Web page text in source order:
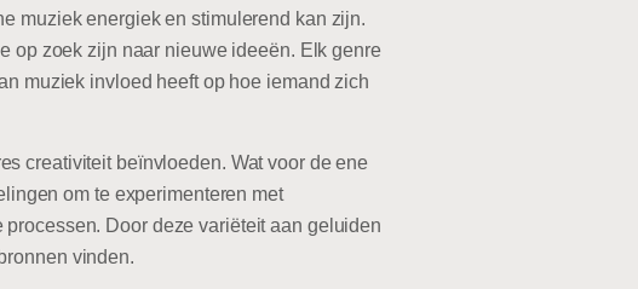
muziek energiek en stimulerend kan zijn.
op zoek zijn naar nieuwe ideeën. Elk genre
muziek invloed heeft op hoe iemand zich
creativiteit beïnvloeden. Wat voor de ene
om te experimenteren met
Door deze variëteit aan geluiden
vinden.